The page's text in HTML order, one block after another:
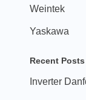
Weintek
Yaskawa
Recent Posts
Inverter